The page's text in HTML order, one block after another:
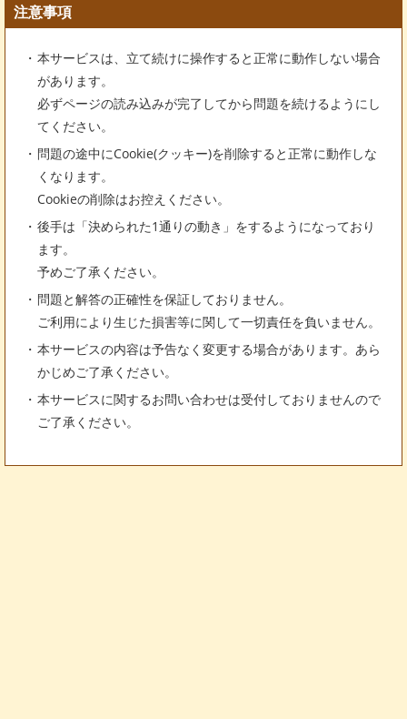
注意事項
本サービスは、立て続けに操作すると正常に動作しない場合
があります。
必ずページの読み込みが完了してから問題を続けるようにし
てください。
問題の途中にCookie(クッキー)を削除すると正常に動作しな
くなります。
Cookieの削除はお控えください。
後手は「決められた1通りの動き」をするようになっており
ます。
予めご了承ください。
問題と解答の正確性を保証しておりません。
ご利用により生じた損害等に関して一切責任を負いません。
本サービスの内容は予告なく変更する場合があります。あら
かじめご了承ください。
本サービスに関するお問い合わせは受付しておりませんので
ご了承ください。